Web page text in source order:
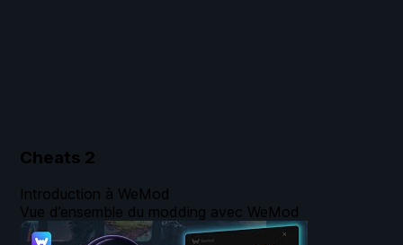
Cheats 2
Introduction à WeMod
Vue d’ensemble du modding avec WeMod